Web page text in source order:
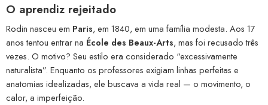
O aprendiz rejeitado
Rodin nasceu em Paris, em 1840, em uma família modesta. Aos 17
anos tentou entrar na École des Beaux-Arts, mas foi recusado três
vezes. O motivo? Seu estilo era considerado “excessivamente
naturalista”. Enquanto os professores exigiam linhas perfeitas e
anatomias idealizadas, ele buscava a vida real — o movimento, o
calor, a imperfeição.